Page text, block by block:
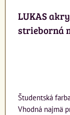
LUKAS
strieborná
Študentská
Vhodná najmä